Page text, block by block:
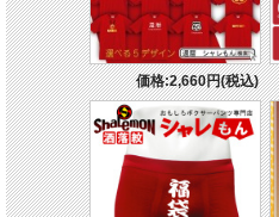
価格:2,660円(税込)